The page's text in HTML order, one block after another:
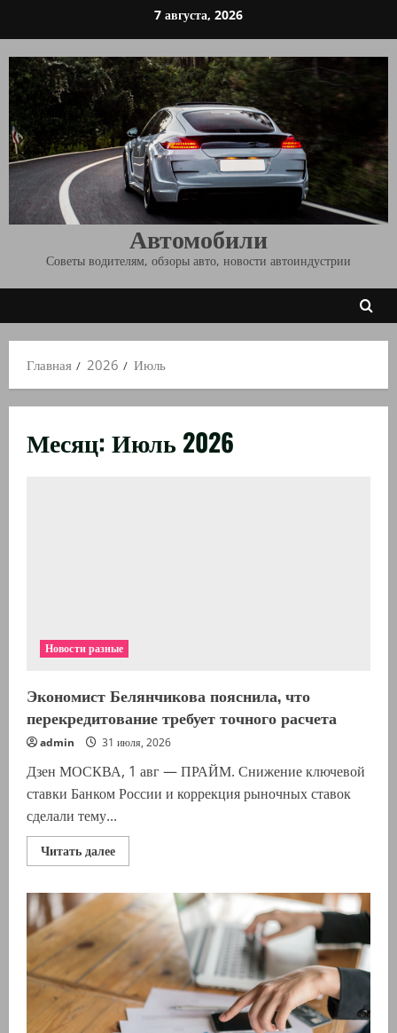
содержимому
7 августа, 2026
Автомобили
Советы водителям, обзоры авто, новости автоиндустрии
Главная 2026 Июль
Месяц:Июль 2026
Новости разные
Экономист Белянчикова пояснила, что
перекредитование требует точного расчета
admin 31 июля, 2026
Дзен МОСКВА, 1 авг — ПРАЙМ. Снижение ключевой
ставки Банком России и коррекция рыночных ставок
сделали тему...
Читать далееПрочитать
больше
Белянчикова
пояснила,
что
перекредитование
требует
точного
расчета